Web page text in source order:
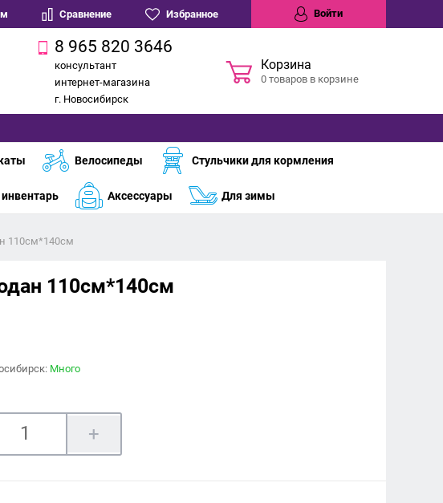
Сравнение Избранное Войти
8 965 820 3646
консультант
интернет-магазина
г. Новосибирск
Корзина
0 товаров в корзине
Велосипеды Стульчики для кормления
Аксессуары Для зимы
110см*140см
110см*140см
Много
+